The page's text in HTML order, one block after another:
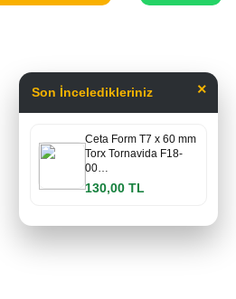
Son İnceledikleriniz ×
Ceta Form T7 x 60 mm
Torx Tornavida F18-
00…
130,00 TL